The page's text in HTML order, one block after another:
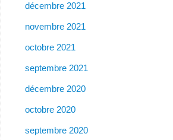
décembre 2021
novembre 2021
octobre 2021
septembre 2021
décembre 2020
octobre 2020
septembre 2020